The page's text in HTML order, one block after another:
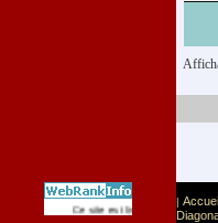
Ce site est list� dans la
|